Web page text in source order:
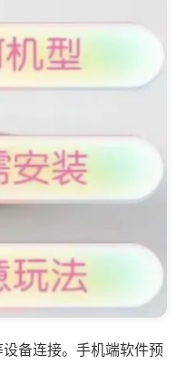
备连接。手机端软件预